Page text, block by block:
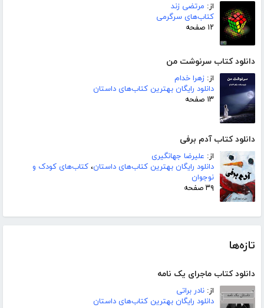
از: مرتضی زند
کتاب‌های سرگرمی
۱۲ صفحه
دانلود کتاب سرنوشت من
از: زهرا خدام
دانلود رایگان بهترین کتاب‌های داستان
۱۳ صفحه
دانلود کتاب آدم برفی
از: علیرضا جهانگیری
دانلود رایگان بهترین کتاب‌های داستان، کتاب‌های کودک و
نوجوان
۳۹ صفحه
تازه‌ها
دانلود کتاب ماجرای یک نامه
از: نادر براتی
دانلود رایگان بهترین کتاب‌های داستان